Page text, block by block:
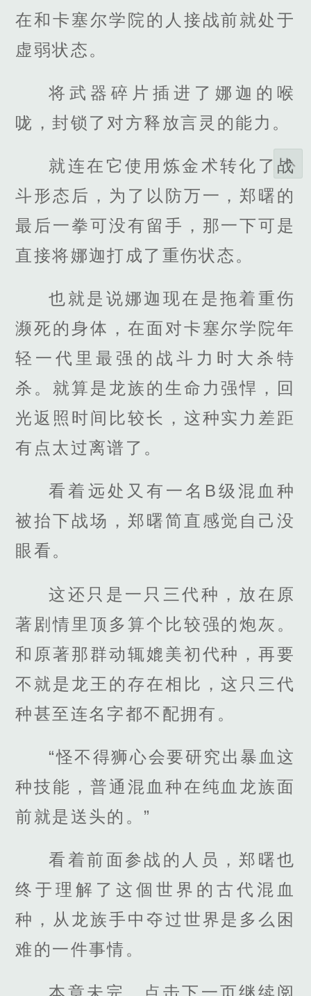
在和卡塞尔学院的人接战前就处于
虚弱状态。
将武器碎片插进了娜迦的喉
咙，封锁了对方释放言灵的能力。
就连在它使用炼金术转化了战
斗形态后，为了以防万一，郑曙的
最后一拳可没有留手，那一下可是
直接将娜迦打成了重伤状态。
也就是说娜迦现在是拖着重伤
濒死的身体，在面对卡塞尔学院年
轻一代里最强的战斗力时大杀特
杀。就算是龙族的生命力强悍，回
光返照时间比较长，这种实力差距
有点太过离谱了。
看着远处又有一名B级混血种
被抬下战场，郑曙简直感觉自己没
眼看。
这还只是一只三代种，放在原
著剧情里顶多算个比较强的炮灰。
和原著那群动辄媲美初代种，再要
不就是龙王的存在相比，这只三代
种甚至连名字都不配拥有。
“怪不得狮心会要研究出暴血这
种技能，普通混血种在纯血龙族面
前就是送头的。”
看着前面参战的人员，郑曙也
终于理解了这個世界的古代混血
种，从龙族手中夺过世界是多么困
难的一件事情。
本章未完，点击下一页继续阅